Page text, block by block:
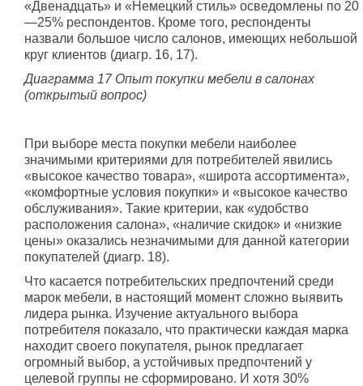
«Двенадцать» и «Немецкий стиль» осведомлены по 20
—25% респондентов. Кроме того, респонденты
назвали большое число салонов, имеющих небольшой
круг клиентов (диагр. 16, 17).
Диаграмма 17 Опыт покупки мебели в салонах
(открытый вопрос)
При выборе места покупки мебели наиболее
значимыми критериями для потребителей явились
«высокое качество товара», «широта ассортимента»,
«комфортные условия покупки» и «высокое качество
обслуживания». Такие критерии, как «удобство
расположения салона», «наличие скидок» и «низкие
цены» оказались незначимыми для данной категории
покупателей (диагр. 18).
Что касается потребительских предпочтений среди
марок мебели, в настоящий момент сложно выявить
лидера рынка. Изучение актуального выбора
потребителя показало, что практически каждая марка
находит своего покупателя, рынок предлагает
огромный выбор, а устойчивых предпочтений у
целевой группы не сформировано. И хотя 30%